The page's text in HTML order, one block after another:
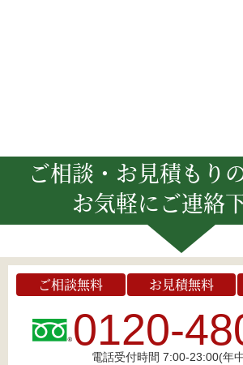
ご相談・お見積もり
お気軽にご連絡
ご相談無料 お見積無料
0120-
電話受付時間 7:00-23:00(年